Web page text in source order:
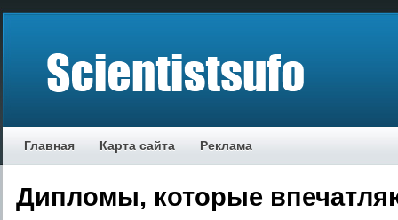
Главная Карта сайта Реклама
Дипломы, которые